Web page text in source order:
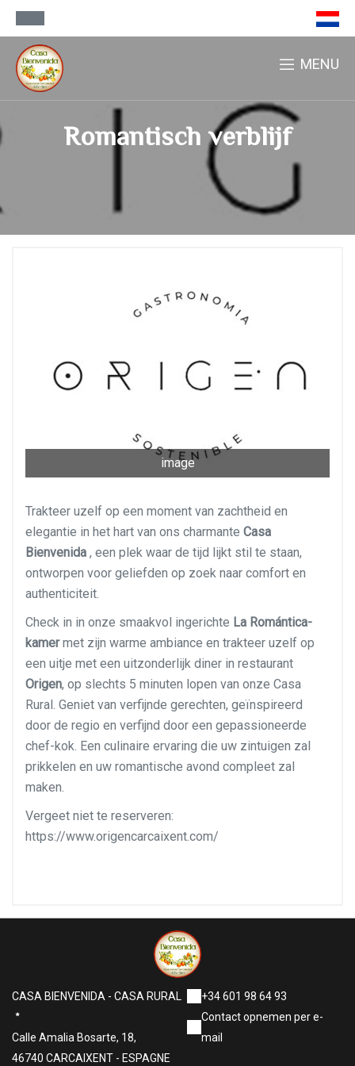
MENU
Romantisch verblijf
image
Trakteer uzelf op een moment van zachtheid en
elegantie in het hart van ons charmante Casa
Bienvenida , een plek waar de tijd lijkt stil te staan,
ontworpen voor geliefden op zoek naar comfort en
authenticiteit.
Check in in onze smaakvol ingerichte La Romántica-
kamermet zijn warme ambiance en trakteer uzelf op
een uitje met een uitzonderlijk diner in restaurant
Origen, op slechts 5 minuten lopen van onze Casa
Rural. Geniet van verfijnde gerechten, geïnspireerd
door de regio en verfijnd door een gepassioneerde
chef-kok. Een culinaire ervaring die uw zintuigen zal
prikkelen en uw romantische avond compleet zal
maken.
Vergeet niet te reserveren:
https://www.origencarcaixent.com/
CASA BIENVENIDA - CASA RURAL
Calle Amalia Bosarte, 18,
46740 CARCAIXENT - ESPAGNE
+34 601 98 64 93
Contact opnemen per e-
mail